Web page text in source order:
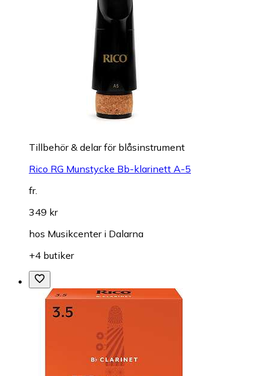
Tillbehör & delar för blåsinstrument
Rico RG Munstycke Bb-klarinett A-5
fr.
349 kr
hos Musikcenter i Dalarna
+4 butiker